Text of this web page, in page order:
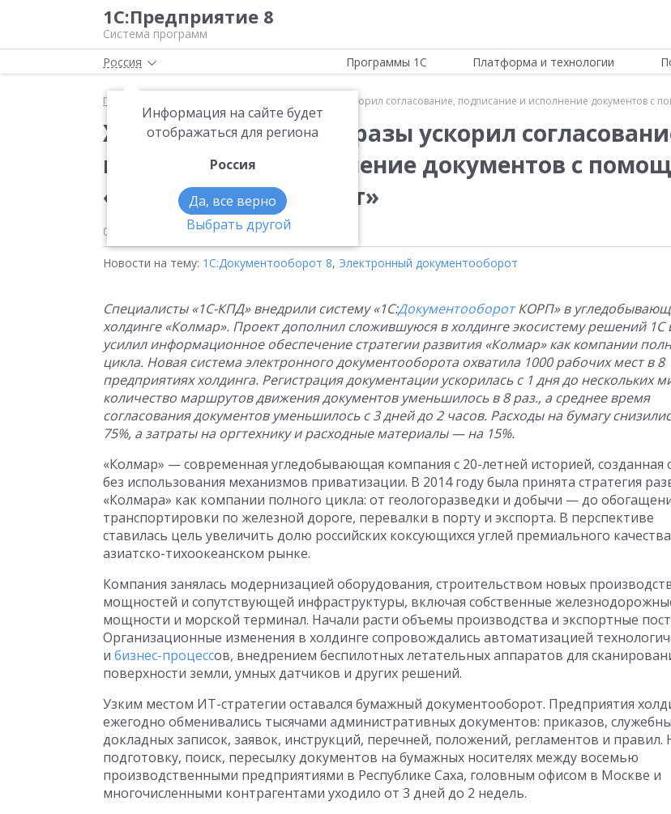
1С:Предприятие 8
Система программ
Россия
Информация на сайте будет
отображаться для региона
Россия
Да, все верно
Выбрать другой
Программы 1С Платформа и технологии
Главная Холдинг «Колмар» в разы ускорил согласование, подписание и исполнение документов с
Холдинг «Колмар» в разы ускорил
подписание и исполнение документов с
«1С:Документооборот»
04.03.2025
Новости на тему: 1С:Документооборот 8, Электронный документооборот
Специалисты «1С-КПД» внедрили систему «1С:ДокументооборотКОРП» в
холдинге «Колмар». Проект дополнил сложившуюся в холдинге экосистему решений 1С
усилил информационное обеспечение стратегии развития «Колмар» как компании
цикла. Новая система электронного документооборота охватила 1000 рабочих мест в 8
предприятиях холдинга. Регистрация документации ускорилась с 1 дня до нескольких
количество маршрутов движения документов уменьшилось в 8 раз., а среднее время
согласования документов уменьшилось с 3 дней до 2 часов. Расходы на бумагу
75%, а затраты на оргтехнику и расходные материалы — на 15%.
«Колмар» — современная угледобывающая компания с 20-летней историей, созданная
без использования механизмов приватизации. В 2014 году была принята стратегия
«Колмара» как компании полного цикла: от геологоразведки и добычи — до
транспортировки по железной дороге, перевалки в порту и экспорта. В перспективе
ставилась цель увеличить долю российских коксующихся углей премиального
азиатско-тихоокеанском рынке.
Компания занялась модернизацией оборудования, строительством новых
мощностей и сопутствующей инфраструктуры, включая собственные
мощности и морской терминал. Начали расти объемы производства и экспортные
Организационные изменения в холдинге сопровождались автоматизацией
и бизнес-процессов, внедрением беспилотных летательных аппаратов для
поверхности земли, умных датчиков и других решений.
Узким местом ИТ-стратегии оставался бумажный документооборот. Предприятия
ежегодно обменивались тысячами административных документов: приказов,
докладных записок, заявок, инструкций, перечней, положений, регламентов и правил.
подготовку, поиск, пересылку документов на бумажных носителях между восемью
производственными предприятиями в Республике Саха, головным офисом в Москве и
многочисленными контрагентами уходило от 3 дней до 2 недель.